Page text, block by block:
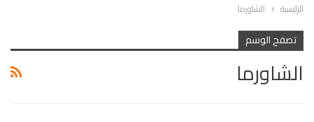
الرئيسية الشاورما
تصفح الوسم
الشاورما